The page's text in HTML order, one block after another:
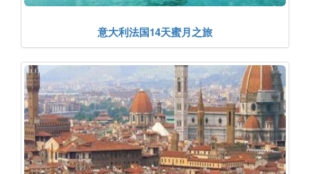
意大利法国14天蜜月之旅